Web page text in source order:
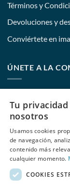
Términos y
Devoluciones y
Conviértete en
ÚNETE A LA
E-mail:
He leído y acepto
Tu
nosotros
Usamos cookies
de navegación,
contenido más
cualquier momento.
COOKIES